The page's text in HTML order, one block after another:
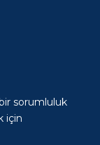
sorumluluk
için